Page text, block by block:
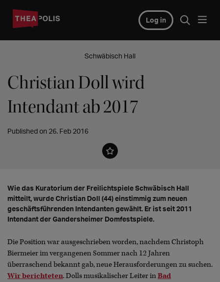
Log in
Schwäbisch Hall
Christian Doll wird
Intendant ab 2017
Published on 26. Feb 2016
Wie das Kuratorium der Freilichtspiele Schwäbisch Hall
mitteilt, wurde Christian Doll (44) einstimmig zum neuen
geschäftsführenden Intendanten gewählt. Er ist seit 2011
Intendant der Gandersheimer Domfestspiele.
Die Position war ausgeschrieben worden, nachdem Christoph
Biermeier im vergangenen Sommer nach 12 Jahren
überraschend bekannt gab, neue Herausforderungen zu suchen.
Wir berichteten. Dolls musikalischer Leiter inBad